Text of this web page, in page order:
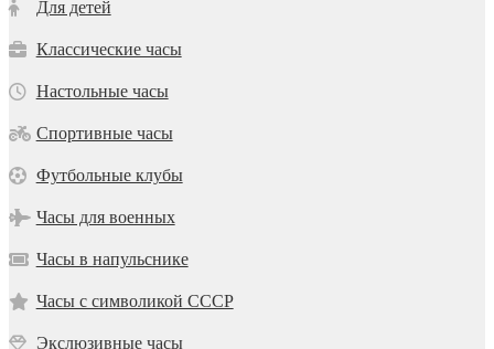
Для детей
Классические часы
Настольные часы
Спортивные часы
Футбольные клубы
Часы для военных
Часы в напульснике
Часы с символикой СССР
Экслюзивные часы